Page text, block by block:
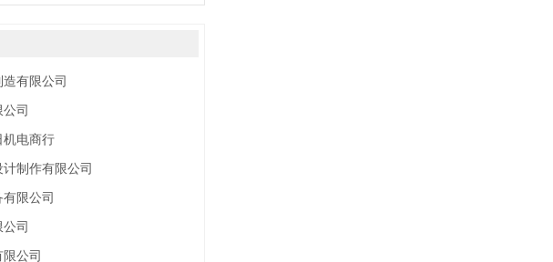
有限公司
司
机电商行
制作有限公司
限公司
司
公司